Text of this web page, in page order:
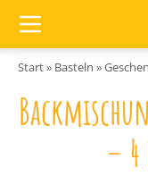
Start» Basteln »
– 4